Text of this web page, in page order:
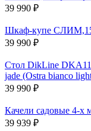
39 990 ₽
Шкаф-купе
39 990 ₽
Стол DikLine
jade (Ostra bianco
39 990 ₽
Качели садовые 4-х
39 939 ₽